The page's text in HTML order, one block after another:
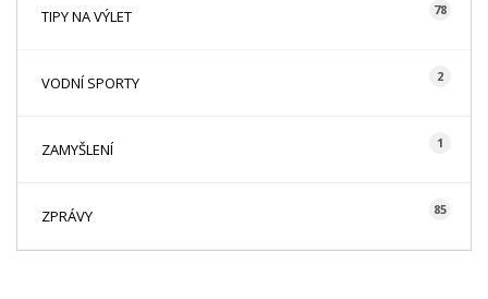
TIPY NA VÝLET 78
VODNÍ SPORTY 2
ZAMYŠLENÍ 1
ZPRÁVY 85